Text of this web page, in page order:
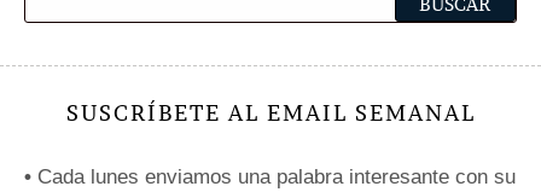
SUSCRÍBETE AL EMAIL SEMANAL
• Cada lunes enviamos una palabra interesante con su